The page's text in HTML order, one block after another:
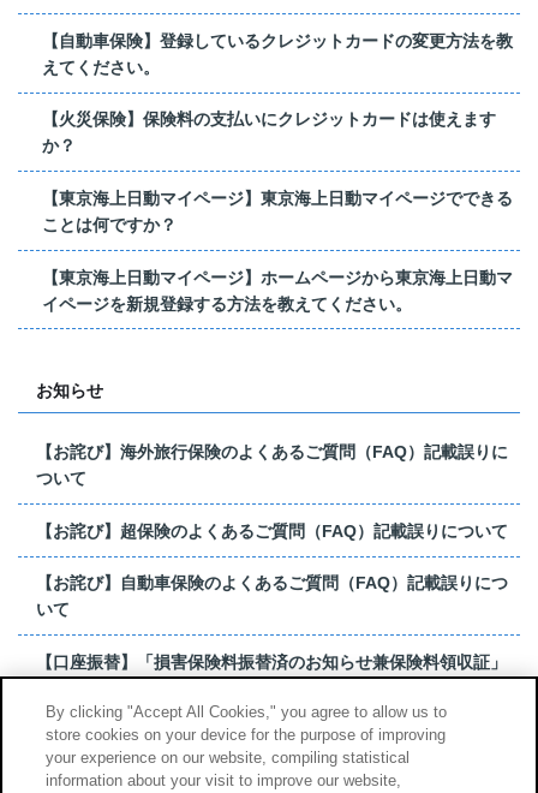
【自動車保険】登録しているクレジットカードの変更方法を教
えてください。
【火災保険】保険料の支払いにクレジットカードは使えます
か？
【東京海上日動マイページ】東京海上日動マイページでできる
ことは何ですか？
【東京海上日動マイページ】ホームページから東京海上日動マ
イページを新規登録する方法を教えてください。
お知らせ
【お詫び】海外旅行保険のよくあるご質問（FAQ）記載誤りに
ついて
【お詫び】超保険のよくあるご質問（FAQ）記載誤りについて
【お詫び】自動車保険のよくあるご質問（FAQ）記載誤りにつ
いて
【口座振替】「損害保険料振替済のお知らせ兼保険料領収証」
【お詫び】超保険のよくあるご質問（FAQ）記載誤りについて
By clicking "Accept All Cookies," you agree to allow us to
store cookies on your device for the purpose of improving
your experience on our website, compiling statistical
information about your visit to improve our website,